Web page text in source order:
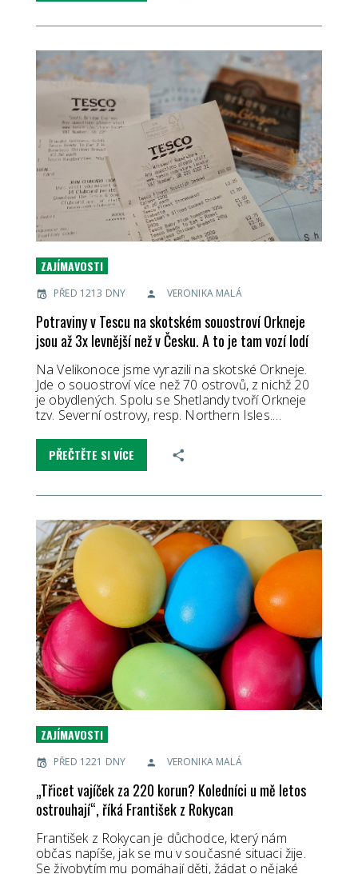
ZAJÍMAVOSTI
PŘED 1213 DNY VERONIKA MALÁ
Potraviny v Tescu na skotském souostroví Orkneje
jsou až 3x levnější než v Česku. A to je tam vozí lodí
Na Velikonoce jsme vyrazili na skotské Orkneje.
Jde o souostroví více než 70 ostrovů, z nichž 20
je obydlených. Spolu se Shetlandy tvoří Orkneje
tzv. Severní ostrovy, resp. Northern Isles.…
PŘEČTĚTE SI VÍCE
ZAJÍMAVOSTI
PŘED 1221 DNY VERONIKA MALÁ
„Třicet vajíček za 220 korun? Koledníci u mě letos
ostrouhají“, říká František z Rokycan
František z Rokycan je důchodce, který nám
občas napíše, jak se mu v současné situaci žije.
Se živobytím mu pomáhají děti, žádat o nějaké